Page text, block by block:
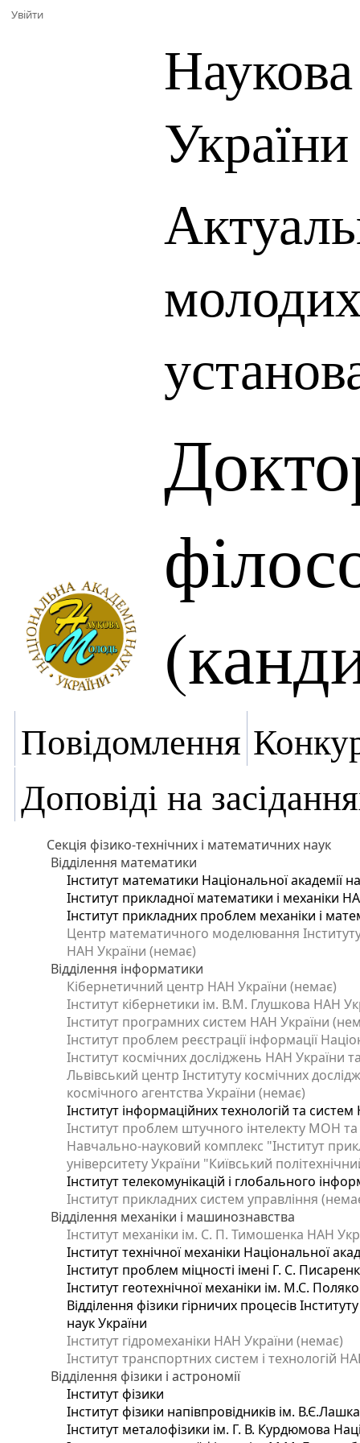
Увійти
України
Повідомлення
Доповіді на
Секція фізико-технічних і математичних наук
Відділення математики
Інститут математики Національної академії
Інститут прикладної математики і механіки
Інститут прикладних проблем механіки і
Центр математичного моделювання
НАН України (немає)
Відділення інформатики
Кібернетичний центр НАН України (немає)
Інститут кібернетики ім. В.М. Глушкова НАН
Інститут програмних систем НАН України
Інститут проблем реєстрації інформації
Інститут космічних досліджень НАН України
Львівський центр Інституту космічних
космічного агентства України (немає)
Інститут інформаційних технологій та
Інститут проблем штучного інтелекту МОН
Навчально-науковий комплекс "Інститут
університету України "Київський
Інститут телекомунікацій і глобального
Інститут прикладних систем управління
Відділення механіки і машинознавства
Інститут механіки ім. С. П. Тимошенка НАН
Інститут технічної механіки Національної
Інститут проблем міцності імені Г. С.
Інститут геотехнічної механіки ім. М.С.
Відділення фізики гірничих процесів
наук України
Інститут гідромеханіки НАН України (немає)
Інститут транспортних систем і технологій
Відділення фізики і астрономії
Інститут фізики
Інститут фізики напівпровідників ім.
Інститут металофізики ім. Г. В. Курдюмова